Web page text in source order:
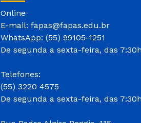
Online
E-mail: fapas@fapas.edu.br
WhatsApp: (55) 99105-1251
De segunda a sexta-feira, das
Telefones:
(55) 3220 4575
De segunda a sexta-feira, das